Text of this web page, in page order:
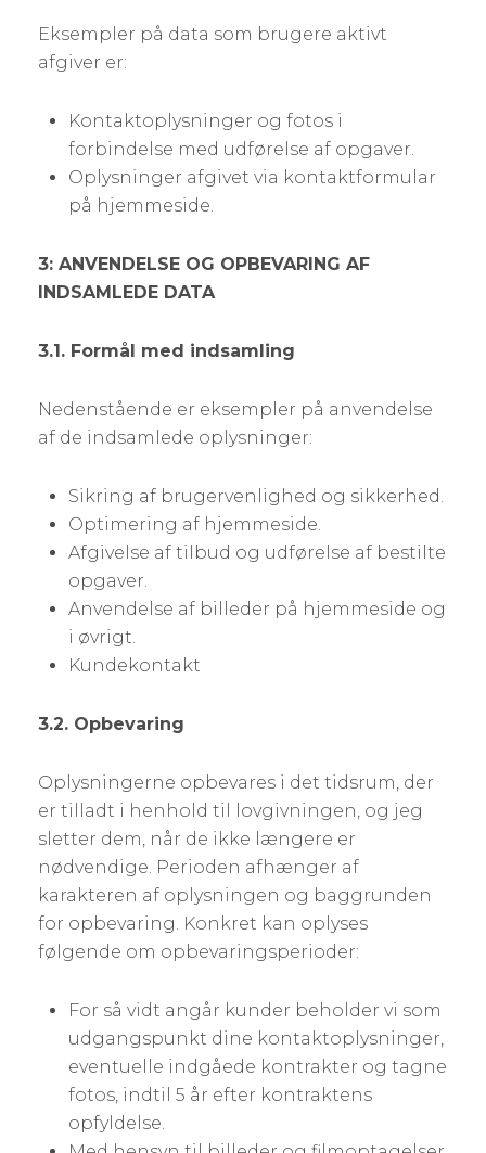
Eksempler på data som brugere aktivt
afgiver er:
Kontaktoplysninger og fotos i
forbindelse med udførelse af opgaver.
Oplysninger afgivet via kontaktformular
på hjemmeside.
3: ANVENDELSE OG OPBEVARING AF
INDSAMLEDE DATA
3.1. Formål med indsamling
Nedenstående er eksempler på anvendelse
af de indsamlede oplysninger:
Sikring af brugervenlighed og sikkerhed.
Optimering af hjemmeside.
Afgivelse af tilbud og udførelse af bestilte
opgaver.
Anvendelse af billeder på hjemmeside og
i øvrigt.
Kundekontakt
3.2. Opbevaring
Oplysningerne opbevares i det tidsrum, der
er tilladt i henhold til lovgivningen, og jeg
sletter dem, når de ikke længere er
nødvendige. Perioden afhænger af
karakteren af oplysningen og baggrunden
for opbevaring. Konkret kan oplyses
følgende om opbevaringsperioder:
For så vidt angår kunder beholder vi som
udgangspunkt dine kontaktoplysninger,
eventuelle indgåede kontrakter og tagne
fotos, indtil 5 år efter kontraktens
opfyldelse.